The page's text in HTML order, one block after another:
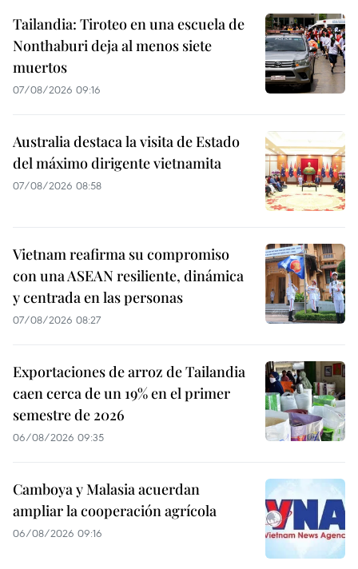
Tailandia: Tiroteo en una escuela de
Nonthaburi deja al menos siete
muertos
07/08/2026 09:16
Australia destaca la visita de Estado
del máximo dirigente vietnamita
07/08/2026 08:58
Vietnam reafirma su compromiso
con una ASEAN resiliente, dinámica
y centrada en las personas
07/08/2026 08:27
Exportaciones de arroz de Tailandia
caen cerca de un 19% en el primer
semestre de 2026
06/08/2026 09:35
Camboya y Malasia acuerdan
ampliar la cooperación agrícola
06/08/2026 09:16